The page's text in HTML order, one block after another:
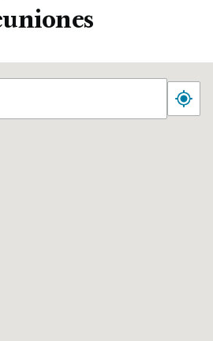
terminar el ayuno, haz otra oración
por la experiencia del ayuno y para